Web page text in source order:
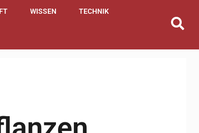
WISSEN TECHNIK